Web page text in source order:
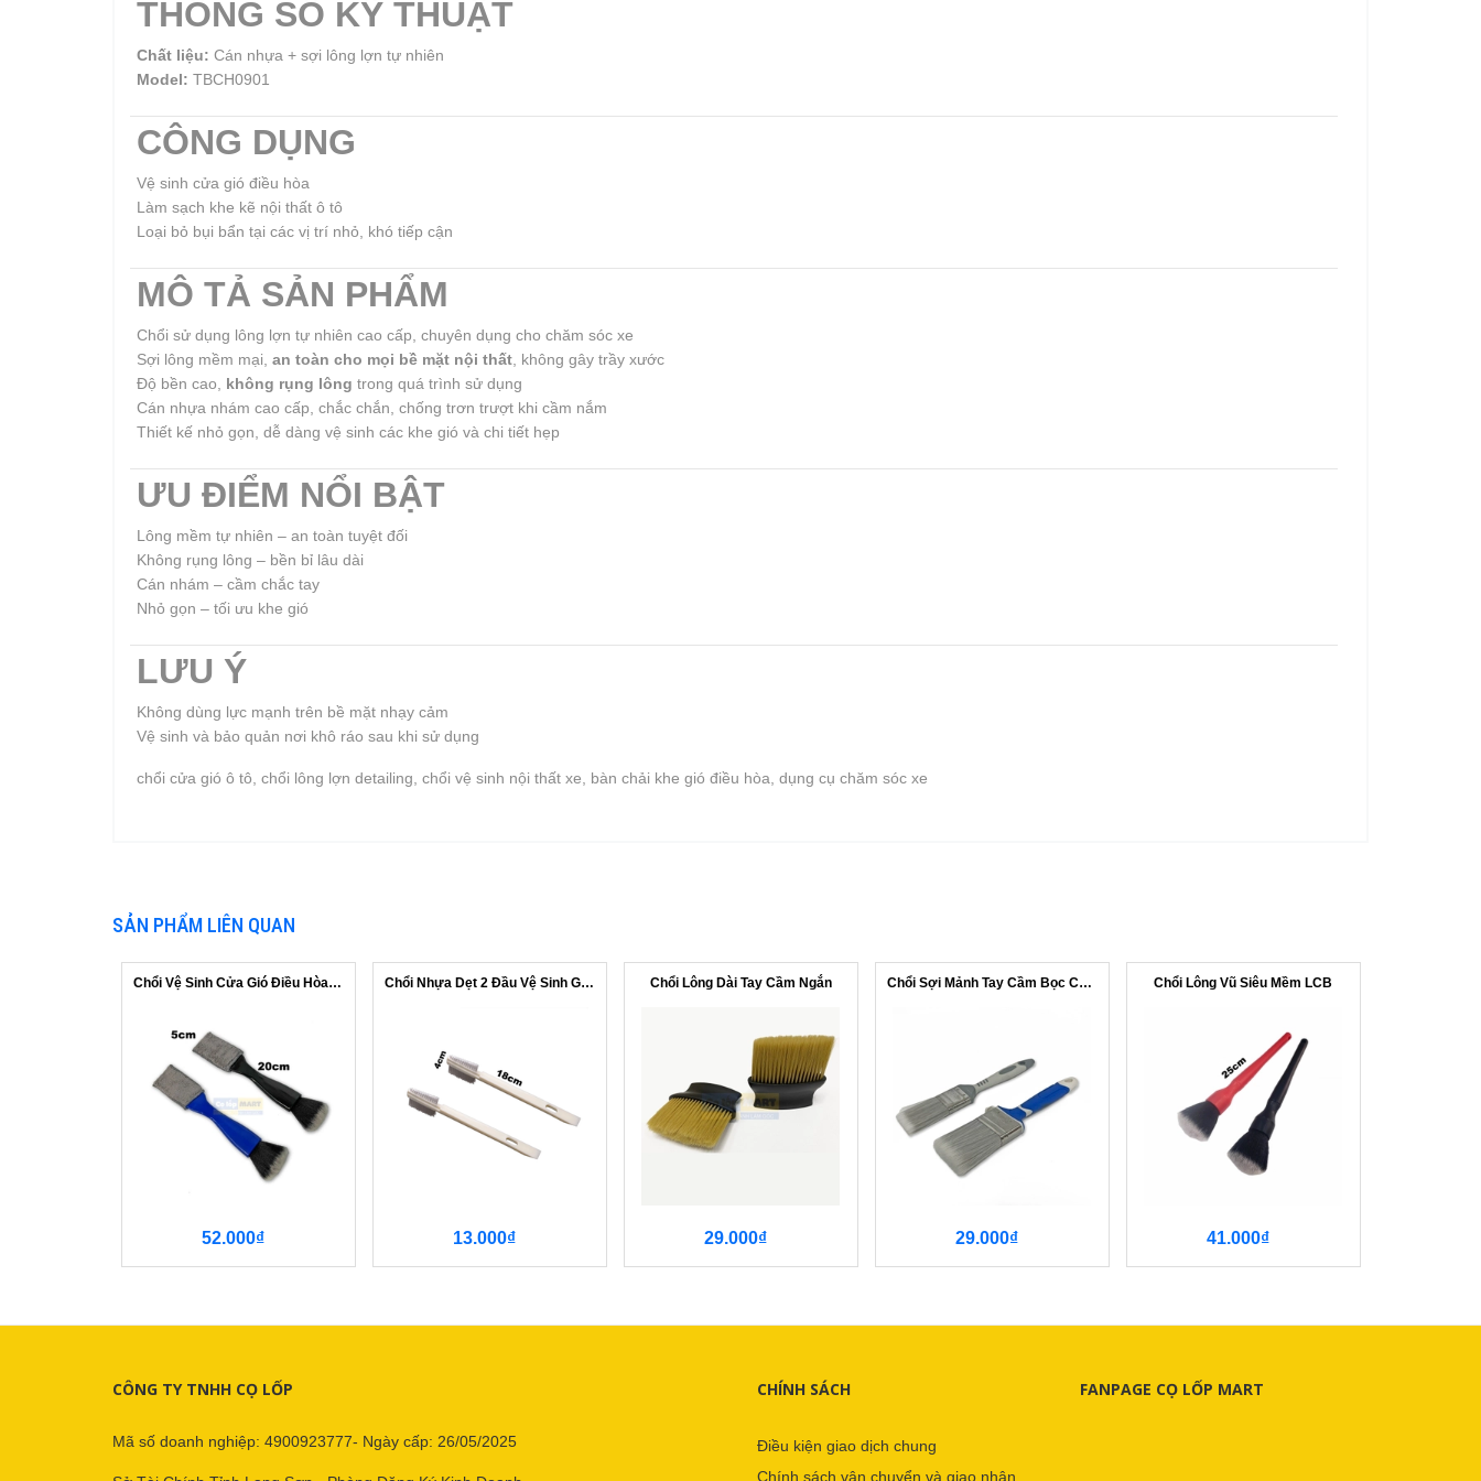
THÔNG SỐ KỸ THUẬT
Chất liệu: Cán nhựa + sợi lông lợn tự nhiên
Model: TBCH0901
CÔNG DỤNG
Vệ sinh cửa gió điều hòa
Làm sạch khe kẽ nội thất ô tô
Loại bỏ bụi bẩn tại các vị trí nhỏ, khó tiếp cận
MÔ TẢ SẢN PHẨM
Chổi sử dụng lông lợn tự nhiên cao cấp, chuyên dụng cho chăm sóc xe
Sợi lông mềm mại, an toàn cho mọi bề mặt nội thất , không gây trầy xước
Độ bền cao, không rụng lông trong quá trình sử dụng
Cán nhựa nhám cao cấp, chắc chắn, chống trơn trượt khi cầm nắm
Thiết kế nhỏ gọn, dễ dàng vệ sinh các khe gió và chi tiết hẹp
ƯU ĐIỂM NỔI BẬT
Lông mềm tự nhiên – an toàn tuyệt đối
Không rụng lông – bền bỉ lâu dài
Cán nhám – cầm chắc tay
Nhỏ gọn – tối ưu khe gió
LƯU Ý
Không dùng lực mạnh trên bề mặt nhạy cảm
Vệ sinh và bảo quản nơi khô ráo sau khi sử dụng
chổi cửa gió ô tô, chổi lông lợn detailing, chổi vệ sinh nội thất xe, bàn chải khe gió điều hòa, dụng cụ chăm sóc xe
SẢN PHẨM LIÊN QUAN
Chổi Vệ Sinh Cửa Gió Điều Hòa - Khe K...
52.000₫
Chổi Nhựa Dẹt 2 Đầu Vệ Sinh Góc Khó N...
13.000₫
Chổi Lông Dài Tay Cầm Ngắn
29.000₫
Chổi Sợi Mảnh Tay Cầm Bọc Cao Su
29.000₫
Chổi Lông Vũ Siêu Mềm LCB
41.000₫
CÔNG TY TNHH CỌ LỐP
Mã số doanh nghiệp: 4900923777- Ngày cấp: 26/05/2025
CHÍNH SÁCH
Điều kiện giao dịch chung
Chính sách vận chuyển và giao nhận
FANPAGE CỌ LỐP MART